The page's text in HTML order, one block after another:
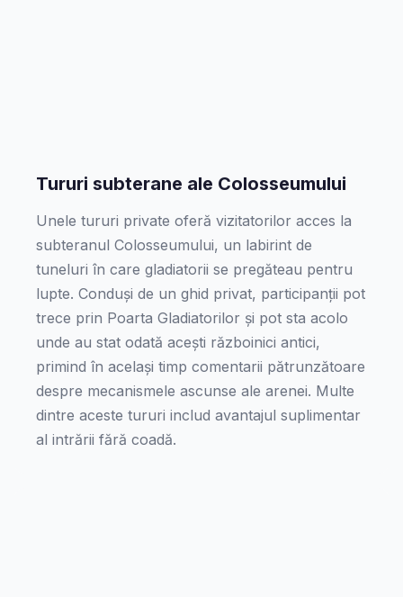
Tururi subterane ale Colosseumului
Unele tururi private oferă vizitatorilor acces la
subteranul Colosseumului, un labirint de
tuneluri în care gladiatorii se pregăteau pentru
lupte. Conduși de un ghid privat, participanții pot
trece prin Poarta Gladiatorilor și pot sta acolo
unde au stat odată acești războinici antici,
primind în același timp comentarii pătrunzătoare
despre mecanismele ascunse ale arenei. Multe
dintre aceste tururi includ avantajul suplimentar
al intrării fără coadă.